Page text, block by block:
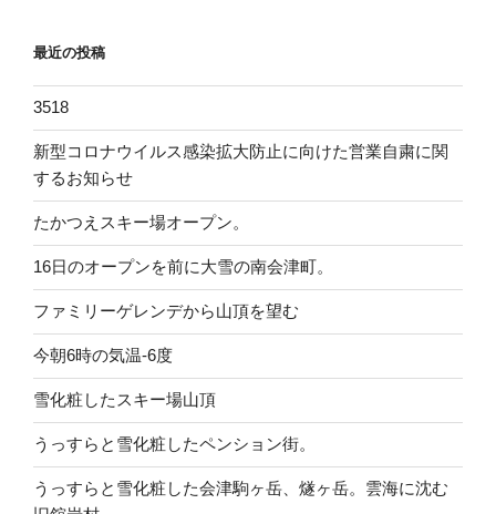
ビ
ー
シ
ョ
ン
ジ
最近の投稿
3518
新型コロナウイルス感染拡大防止に向けた営業自粛に関
するお知らせ
たかつえスキー場オープン。
16日のオープンを前に大雪の南会津町。
ファミリーゲレンデから山頂を望む
今朝6時の気温-6度
雪化粧したスキー場山頂
うっすらと雪化粧したペンション街。
うっすらと雪化粧した会津駒ヶ岳、燧ヶ岳。雲海に沈む